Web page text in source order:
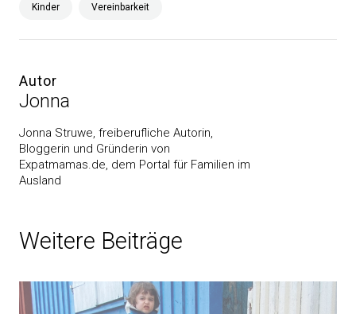
Kinder Vereinbarkeit
Autor
Jonna
Jonna Struwe, freiberufliche Autorin,
Bloggerin und Gründerin von
Expatmamas.de, dem Portal für Familien im
Ausland
Weitere Beiträge